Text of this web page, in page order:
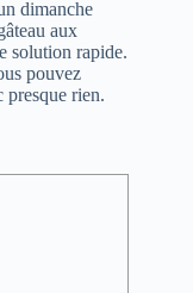
partage ses
de
pour
des
dans la vie